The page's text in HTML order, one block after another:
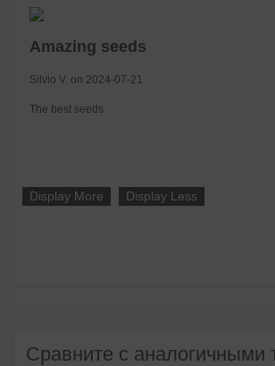
Amazing seeds
Silvio V. on 2024-07-21
The best seeds
Display More Display Less
Сравните с аналогичными